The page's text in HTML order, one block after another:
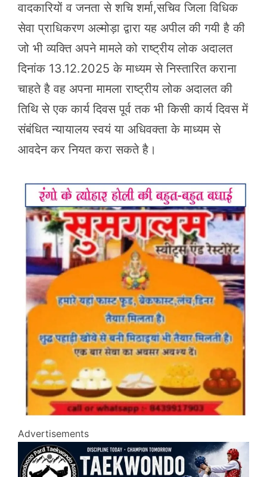
वादकारियों व जनता से शचि शर्मा,सचिव जिला विधिक
सेवा प्राधिकरण अल्मोड़ा द्वारा यह अपील की गयी है की
जो भी व्यक्ति अपने मामले को राष्ट्रीय लोक अदालत
दिनांक 13.12.2025 के माध्यम से निस्तारित कराना
चाहते है वह अपना मामला राष्ट्रीय लोक अदालत की
तिथि से एक कार्य दिवस पूर्व तक भी किसी कार्य दिवस में
संबंधित न्यायालय स्वयं या अधिवक्ता के माध्यम से
आवदेन कर नियत करा सकते है।
Advertisements